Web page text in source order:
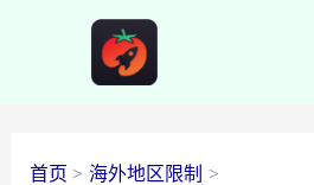
首页
海外地区限制